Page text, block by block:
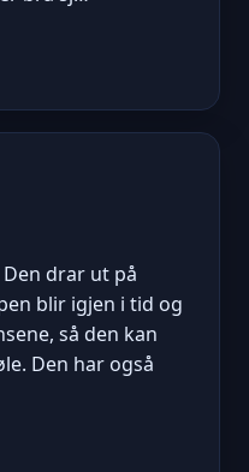
drar ut på
blir igjen i tid og
så den kan
Den har også